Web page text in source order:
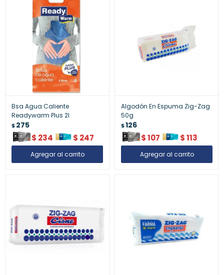
Bsa Agua Caliente
Readywarm Plus 2l
$275
$ 234 $ 247
Algodón En Espuma Zig-Zag
50g
$126
$107 $113